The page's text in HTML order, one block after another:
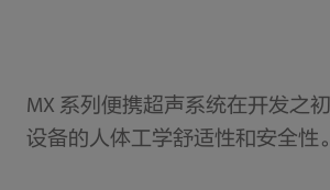
MX 系列便携超声系统在开发之
设备的人体工学舒适性和安全性。